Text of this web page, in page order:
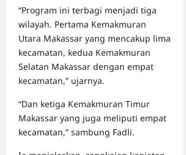
“Program ini terbagi menjadi tiga
wilayah. Pertama Kemakmuran
Utara Makassar yang mencakup lima
kecamatan, kedua Kemakmuran
Selatan Makassar dengan empat
kecamatan,” ujarnya.
“Dan ketiga Kemakmuran Timur
Makassar yang juga meliputi empat
kecamatan,” sambung Fadli.